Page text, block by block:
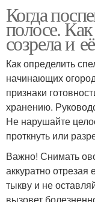
Когда
полосе.
созрела и
Как определить
начинающих
признаки
хранению.
Не нарушайте
проткнуть или
Важно! Снимать
аккуратно
тыкву и не
вызовет